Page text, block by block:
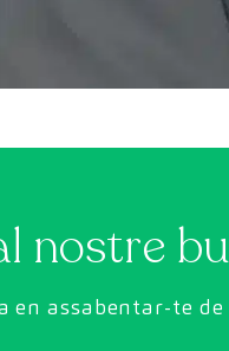
nostre
en assabentar-te